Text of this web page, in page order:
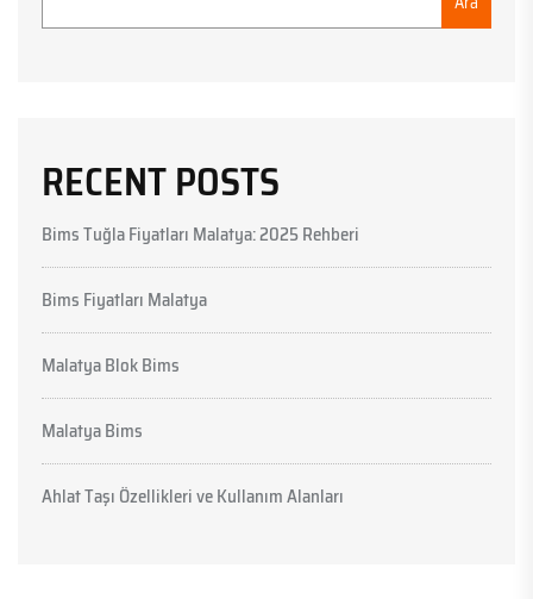
RECENT POSTS
Bims Tuğla Fiyatları Malatya: 2025 Rehberi
Bims Fiyatları Malatya
Malatya Blok Bims
Malatya Bims
Ahlat Taşı Özellikleri ve Kullanım Alanları